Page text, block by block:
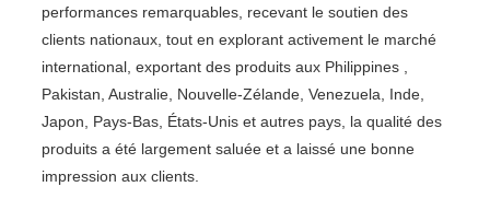
performances remarquables, recevant le soutien des
clients nationaux, tout en explorant activement le marché
international, exportant des produits aux Philippines ,
Pakistan, Australie, Nouvelle-Zélande, Venezuela, Inde,
Japon, Pays-Bas, États-Unis et autres pays, la qualité des
produits a été largement saluée et a laissé une bonne
impression aux clients.